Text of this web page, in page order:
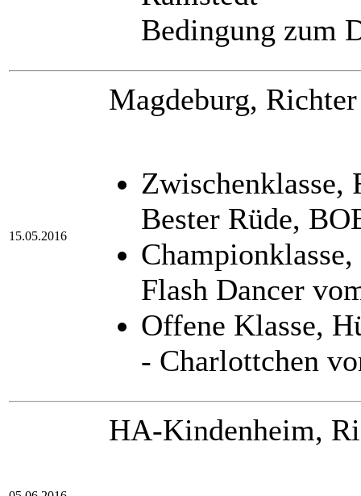
Bedingung zum
15.05.2016
Magdeburg,
Bester Rüde,
Flash Dancer
Offene Klasse,
- Charlottchen
HA-Kindenheim,